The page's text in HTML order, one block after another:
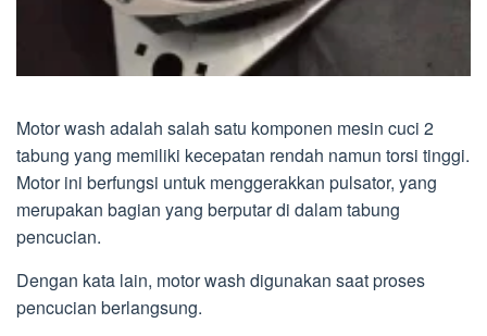
Motor wash adalah salah satu komponen mesin cuci 2
tabung yang memiliki kecepatan rendah namun torsi tinggi.
Motor ini berfungsi untuk menggerakkan pulsator, yang
merupakan bagian yang berputar di dalam tabung
pencucian.
Dengan kata lain, motor wash digunakan saat proses
pencucian berlangsung.